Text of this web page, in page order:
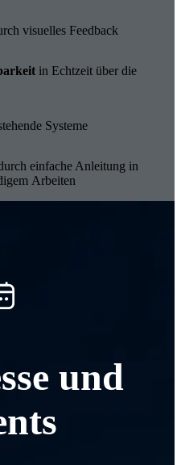
visuelles Feedback
in Echtzeit über die
Systeme
einfache Anleitung in
Arbeiten
und